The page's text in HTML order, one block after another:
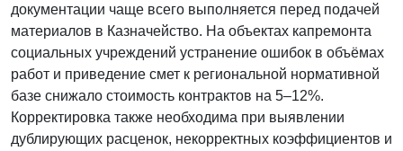
документации чаще всего выполняется перед подачей
материалов в Казначейство. На объектах капремонта
социальных учреждений устранение ошибок в объёмах
работ и приведение смет к региональной нормативной
базе снижало стоимость контрактов на 5–12%.
Корректировка также необходима при выявлении
дублирующих расценок, некорректных коэффициентов и